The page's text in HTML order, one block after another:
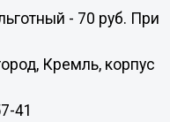
- 70 руб. При
Кремль, корпус
41